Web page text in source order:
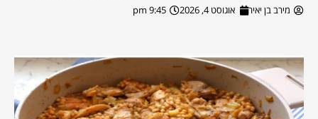
מירב בן יאיר אוגוסט 4, 2026 9:45 pm